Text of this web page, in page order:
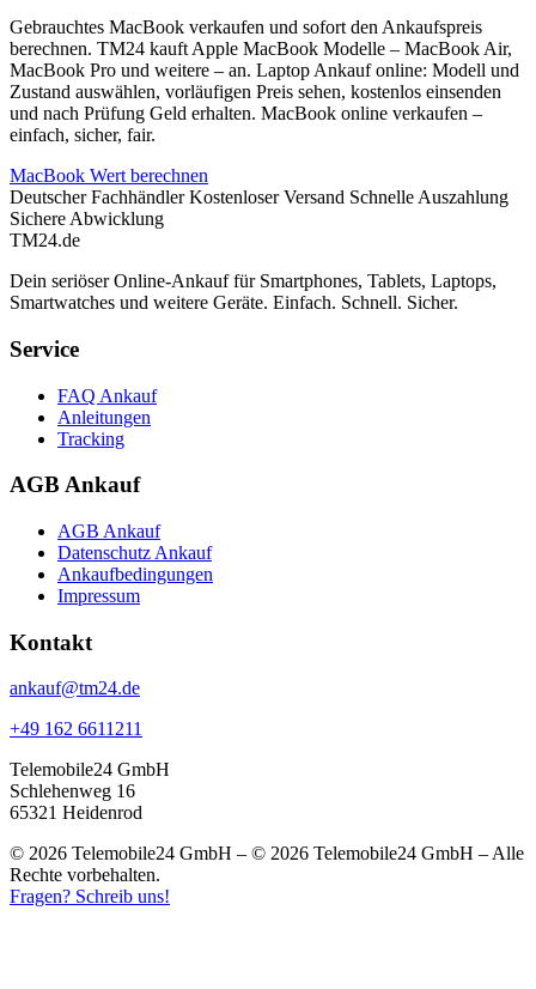
Gebrauchtes MacBook verkaufen und sofort den Ankaufspreis
berechnen. TM24 kauft Apple MacBook Modelle – MacBook Air,
MacBook Pro und weitere – an. Laptop Ankauf online: Modell und
Zustand auswählen, vorläufigen Preis sehen, kostenlos einsenden
und nach Prüfung Geld erhalten. MacBook online verkaufen –
einfach, sicher, fair.
MacBook Wert berechnen
Deutscher Fachhändler Kostenloser Versand Schnelle Auszahlung
Sichere Abwicklung
TM24.de
Dein seriöser Online-Ankauf für Smartphones, Tablets, Laptops,
Smartwatches und weitere Geräte. Einfach. Schnell. Sicher.
Service
FAQ Ankauf
Anleitungen
Tracking
AGB Ankauf
AGB Ankauf
Datenschutz Ankauf
Ankaufbedingungen
Impressum
Kontakt
ankauf@tm24.de
+49 162 6611211
Telemobile24 GmbH
Schlehenweg 16
65321 Heidenrod
© 2026 Telemobile24 GmbH – © 2026 Telemobile24 GmbH – Alle
Rechte vorbehalten.
Fragen? Schreib uns!